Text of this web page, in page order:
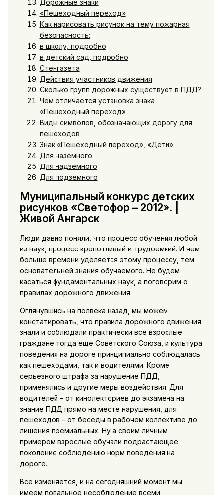
Дорожные знаки
«Пешеходный переход»
Как нарисовать рисунок на тему пожарная
безопасность:
в школу, подробно
в детский сад, подробно
Стенгазета
Действия участников движения
Сколько групп дорожных существует в ПДД?
Чем отличается установка знака
«Пешеходный переход»
Виды символов, обозначающих дорогу для
пешеходов
Знак «Пешеходный переход», «Дети»
Для наземного
Для надземного
Для подземного
Муниципальный конкурс детских
рисунков «Светофор – 2012». |
Живой Ангарск
Люди давно поняли, что процесс обучения любой
из наук, процесс кропотливый и трудоемкий. И чем
больше времени уделяется этому процессу, тем
основательней знания обучаемого. Не будем
касаться фундаментальных наук, а поговорим о
правилах дорожного движения.
Оглянувшись на полвека назад, мы можем
констатировать, что правила дорожного движения
знали и соблюдали практически все взрослые
граждане тогда еще Советского Союза, и культура
поведения на дороге принципиально соблюдалась
как пешеходами, так и водителями. Кроме
серьезного штрафа за нарушение ПДД,
применялись и другие меры воздействия. Для
водителей – от кинолекториев до экзамена на
знание ПДД прямо на месте нарушения, для
пешеходов – от беседы в рабочем коллективе до
лишения премиальных. Ну а своим личным
примером взрослые обучали подрастающее
поколение соблюдению норм поведения на
дороге.
Все изменяется, и на сегодняшний момент мы
имеем повальное несоблюдение всеми